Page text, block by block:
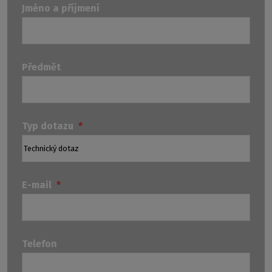
Jméno a příjmení
Předmět
Typ dotazu *
E-mail *
Telefon